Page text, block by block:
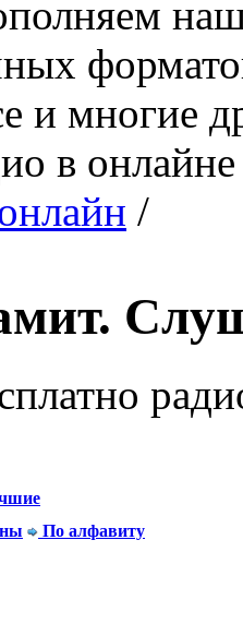
и многие
в
/
По алфавиту